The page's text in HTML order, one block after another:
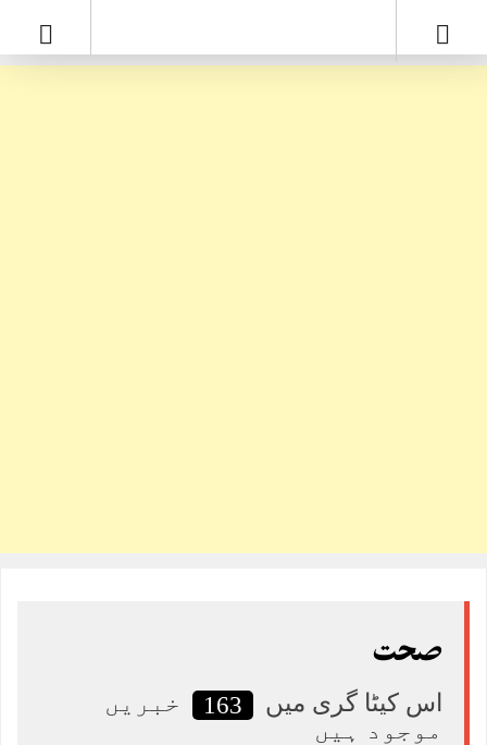
صحت
اس کیٹا گری میں 163
خبریں
موجود ہیں